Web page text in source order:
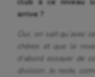
arrive ?
Oui, on sait qu’avec
chères et que le
d’abord essayer de
division. Je reste,